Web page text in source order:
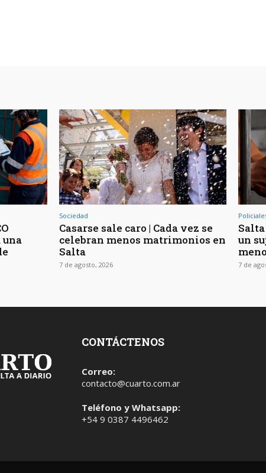
Sociedad
Casarse sale caro | Cada vez se
celebran menos matrimonios en
Salta
7 de agosto, 2026
un
7 de
CONTÁCTENOS
Correo:
contacto@cuarto.com.ar
Teléfono y Whatsapp:
+54 9 0387 4496462